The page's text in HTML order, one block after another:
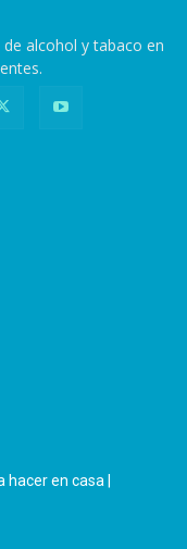
alcohol y tabaco en
en casa |